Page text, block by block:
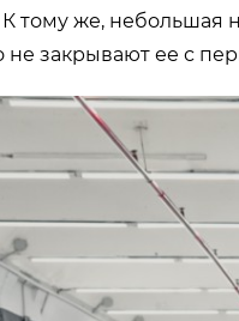
тому же, небольшая
закрывают ее с